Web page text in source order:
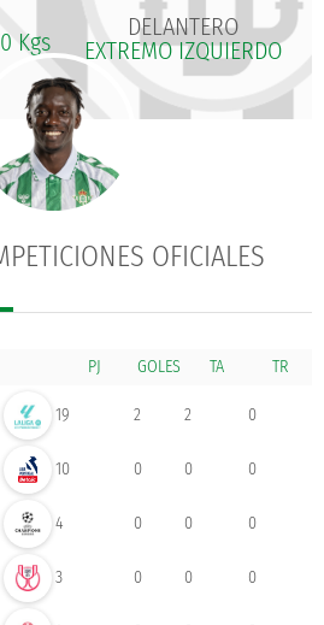
Kgs
DELANTERO
EXTREMO IZQUIERDO
OFICIALES
GOLES
19 2 2 0
10 0 0 0
4 0 0 0
3 0 0 0